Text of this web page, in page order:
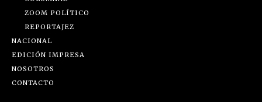
ZOOM POLÍTICO
REPORTAJEZ
NACIONAL
EDICIÓN IMPRESA
NOSOTROS
CONTACTO